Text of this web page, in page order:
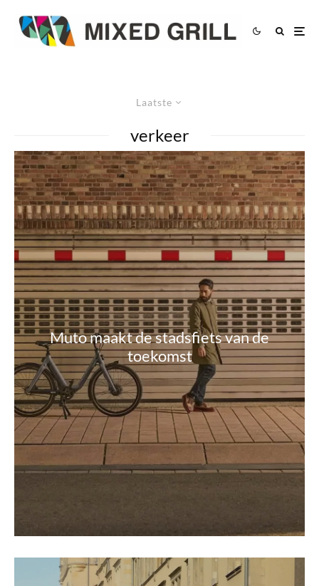
Laatste
verkeer
Muto maakt de stadsfiets van de
toekomst